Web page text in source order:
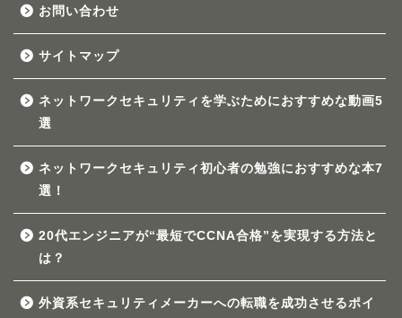
お問い合わせ
サイトマップ
ネットワークセキュリティを学ぶためにおすすめな動画5
選
ネットワークセキュリティ初心者の勉強におすすめな本7
選！
20代エンジニアが“最短でCCNA合格”を実現する方法と
は？
外資系セキュリティメーカーへの転職を成功させるポイ